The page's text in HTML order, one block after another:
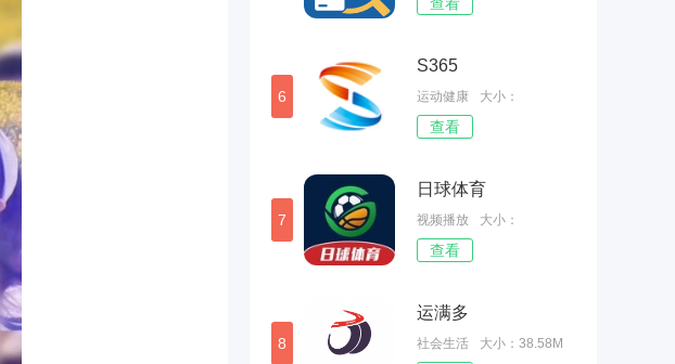
30.62MB
6
S365
运动健康
大小：
69.46MB
查看
7
日球体育
视频播放
大小：
45.81MB
查看
8
运满多
社会生活 大小：38.58M